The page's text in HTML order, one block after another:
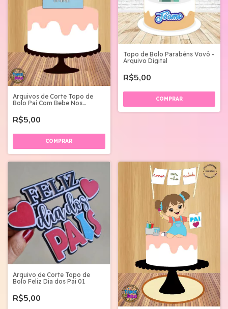
Arquivos de Corte Topo de
Bolo Pai Com Bebe Nos
R$5,00
Topo de Bolo Parabéns Vovô -
Arquivo Digital
R$5,00
Arquivo de Corte Topo de
Bolo Feliz Dia dos Pai 01
R$5,00